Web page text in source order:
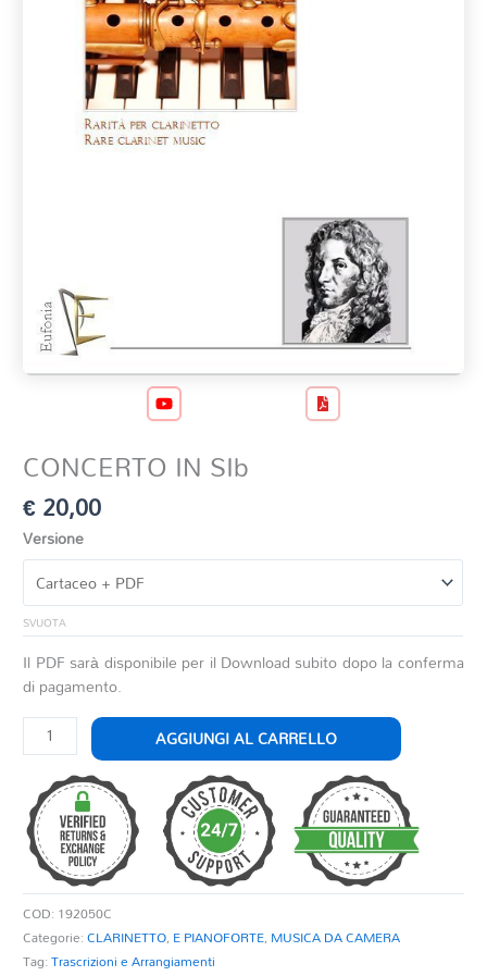
CONCERTO IN SIb
€20,00
Versione
SVUOTA
Il PDF sarà disponibile per il Download subito dopo la conferma
di pagamento.
CONCERTO
IN
quantità
AGGIUNGI AL CARRELLO
COD: 192050C
Categorie:CLARINETTO, E PIANOFORTE, MUSICA DA CAMERA
Tag:Trascrizioni e Arrangiamenti